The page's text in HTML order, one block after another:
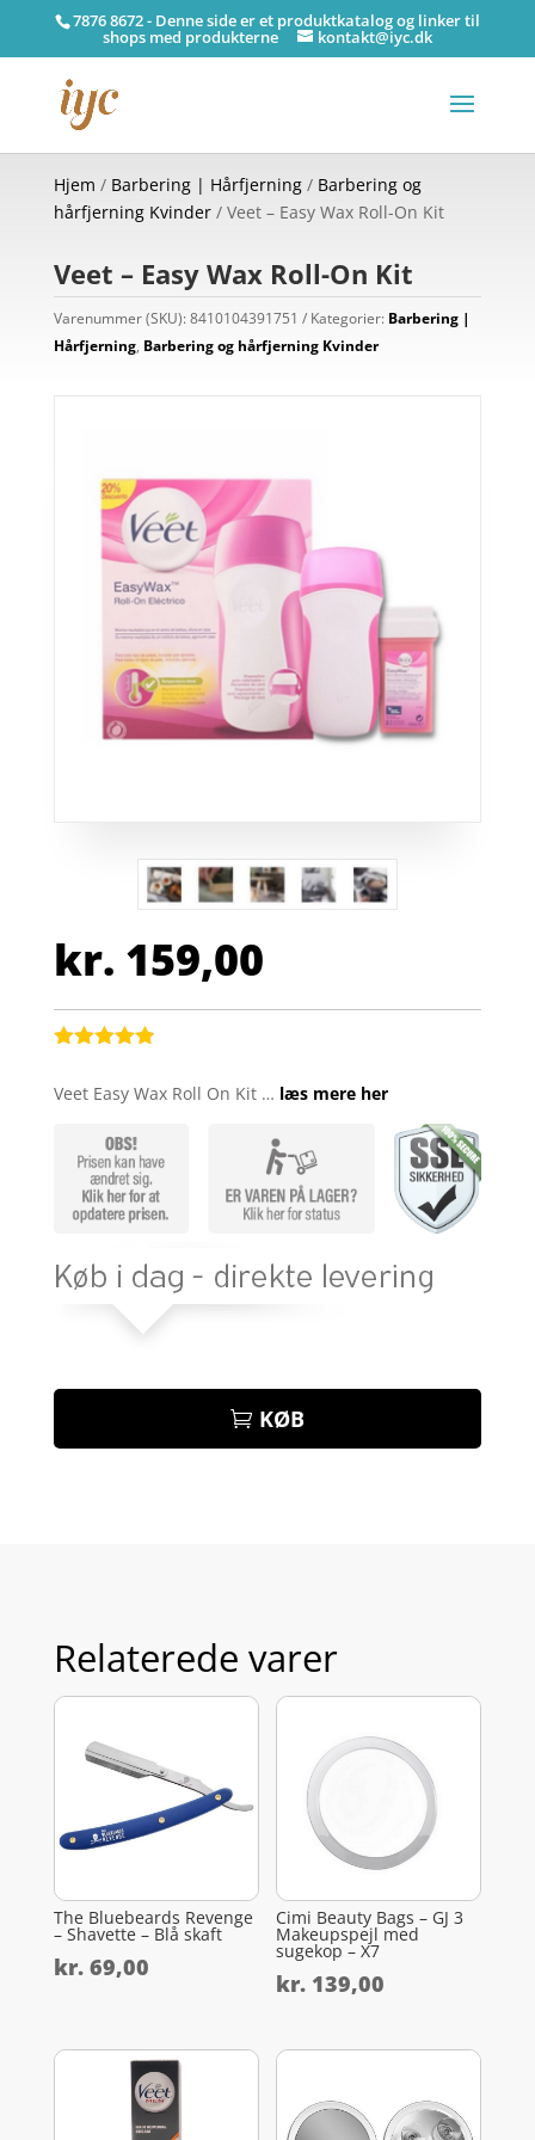
7876 8672 - Denne side er et produktkatalog og linker til
shops med produkterne kontakt@iyc.dk
Hjem / Barbering | Hårfjerning/ Barbering og
hårfjerning Kvinder/ Veet – Easy Wax Roll-On Kit
Veet – Easy Wax Roll-On Kit
Varenummer (SKU):8410104391751 Kategorier: Barbering |
Hårfjerning, Barbering og hårfjerning Kvinder
kr. 159,00
ud af 5
kundebedøm
melser
Veet Easy Wax Roll On Kit … læs mere her
KØB
Relaterede varer
The Bluebeards Revenge
– Shavette – Blå skaft
kr.69,00
Cimi Beauty Bags – GJ 3
Makeupspejl med
sugekop – X7
kr. 139,00